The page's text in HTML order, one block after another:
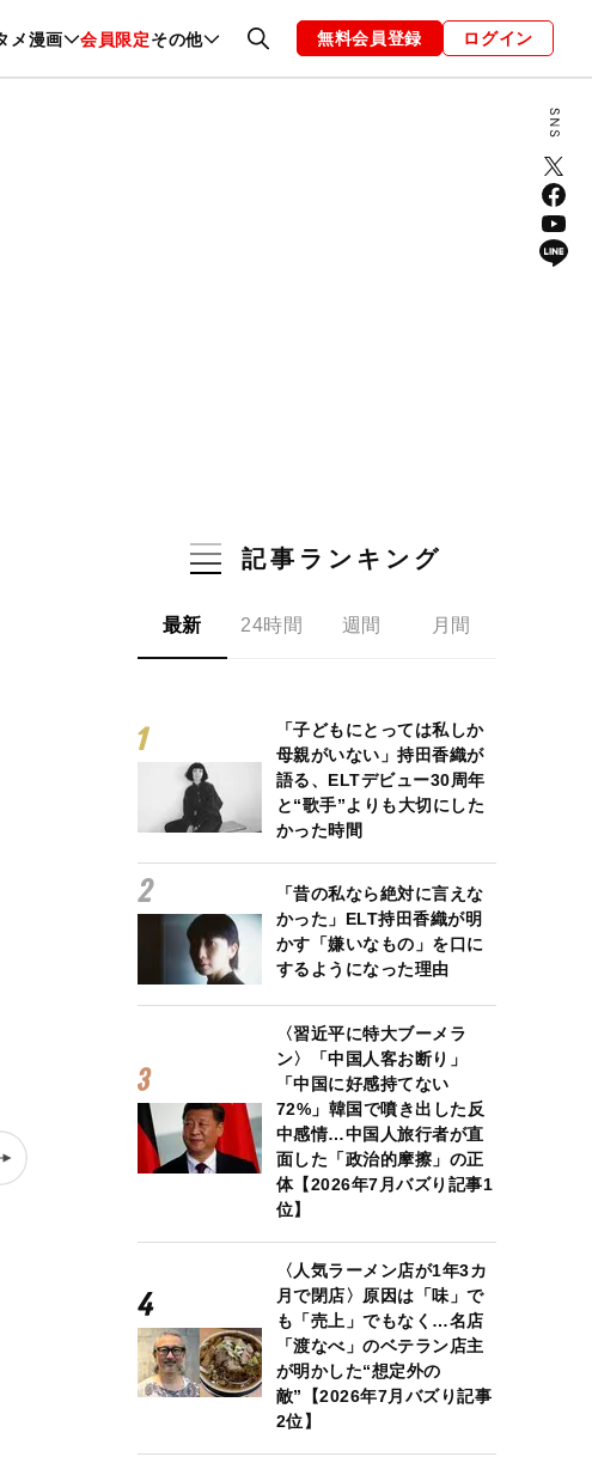
メ漫画 会員限定その他
メ ファッション 恋愛・結婚 編集部 お知らせ
無料会員登録 ログイン
で女性と過ごす石破総理
記事ランキング
最新 24時間 週間 月間
「子どもにとっては私しか
母親がいない」持田香織が
語る、ELTデビュー30周年
と“歌手”よりも大切にした
かった時間
「昔の私なら絶対に言えな
かった」ELT持田香織が明
かす「嫌いなもの」を口に
するようになった理由
〈習近平に特大ブーメラ
ン〉「中国人客お断り」
「中国に好感持てない
72%」韓国で噴き出した反
中感情…中国人旅行者が直
面した「政治的摩擦」の正
体【2026年7月バズり記事1
位】
〈人気ラーメン店が1年3カ
月で閉店〉原因は「味」で
も「売上」でもなく…名店
「渡なべ」のベテラン店主
が明かした“想定外の
敵”【2026年7月バズり記事
2位】